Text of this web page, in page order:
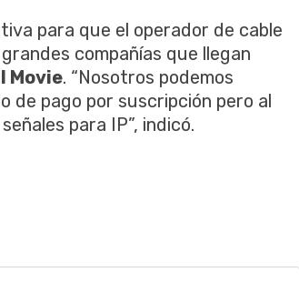
para que el operador de cable
compañías que llegan
Movie. “Nosotros podemos
de pago por suscripción pero al
para IP”, indicó.